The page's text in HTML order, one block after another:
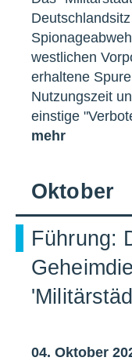
westlichen
erhaltene
Nutzungszeit
einstige
mehr
Oktober
Führung:
04. Oktober